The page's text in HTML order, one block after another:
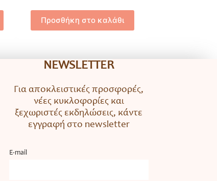
Προσθήκη στο καλάθι
NEWSLETTER
Για αποκλειστικές προσφορές,
νέες κυκλοφορίες και
ξεχωριστές εκδηλώσεις, κάντε
εγγραφή στο newsletter
Ε-mail